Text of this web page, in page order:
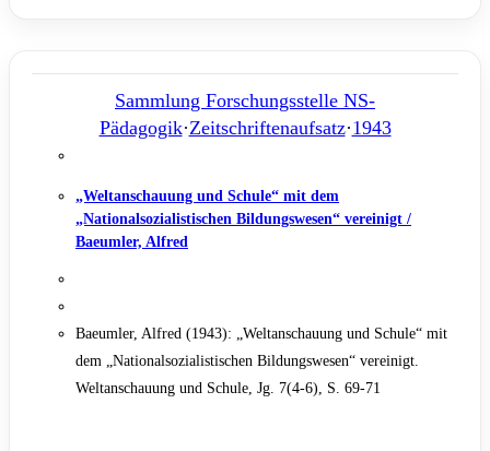
Sammlung Forschungsstelle NS-
Pädagogik·Zeitschriftenaufsatz·1943
„Weltanschauung und Schule“ mit dem
„Nationalsozialistischen Bildungswesen“ vereinigt /
Baeumler, Alfred
Baeumler, Alfred (1943): „Weltanschauung und Schule“ mit
dem „Nationalsozialistischen Bildungswesen“ vereinigt.
Weltanschauung und Schule, Jg. 7(4-6), S. 69-71